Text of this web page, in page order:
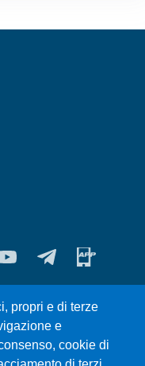
propri e di terze
e
cookie di